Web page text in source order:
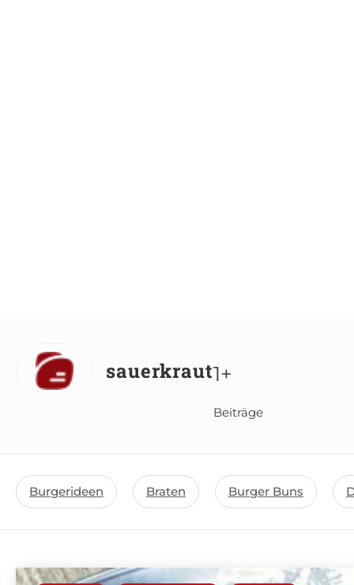
sauerkraut1+
Beiträge
Burgerideen Braten Burger Buns